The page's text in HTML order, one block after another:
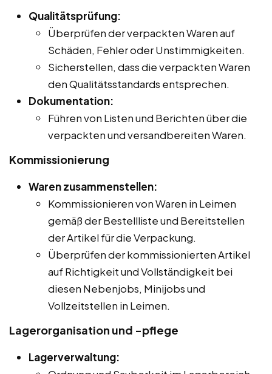
Qualitätsprüfung:
Überprüfen der verpackten Waren auf
Schäden, Fehler oder Unstimmigkeiten.
Sicherstellen, dass die verpackten Waren
den Qualitätsstandards entsprechen.
Dokumentation:
Führen von Listen und Berichten über die
verpackten und versandbereiten Waren.
Kommissionierung
Waren zusammenstellen:
Kommissionieren von Waren in Leimen
gemäß der Bestellliste und Bereitstellen
der Artikel für die Verpackung.
Überprüfen der kommissionierten Artikel
auf Richtigkeit und Vollständigkeit bei
diesen Nebenjobs, Minijobs und
Vollzeitstellen in Leimen.
Lagerorganisation und -pflege
Lagerverwaltung: